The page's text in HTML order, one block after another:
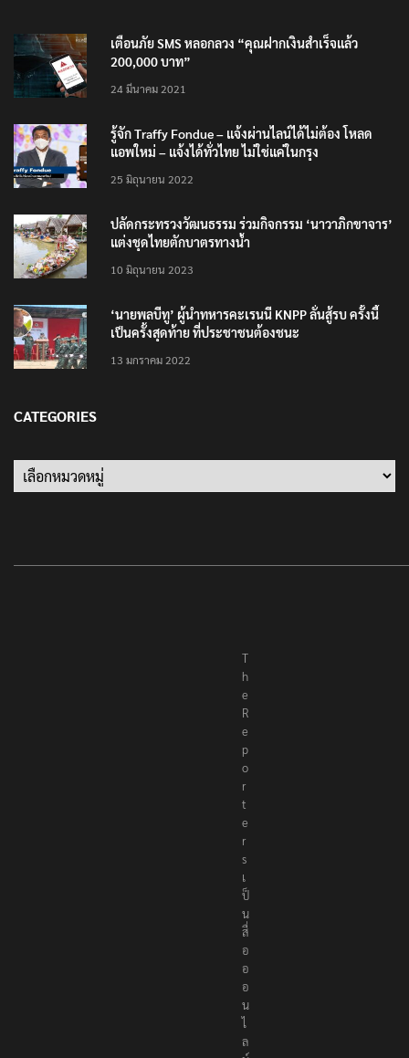
เตือนภัย SMS หลอกลวง “คุณฝากเงินสำเร็จแล้ว
200,000 บาท”
24 มีนาคม 2021
รู้จัก Traffy Fondue – แจ้งผ่านไลน์ได้ไม่ต้อง โหลด
แอพใหม่ – แจ้งได้ทั่วไทย ไม่ใช่แค่ในกรุง
25 มิถุนายน 2022
ปลัดกระทรวงวัฒนธรรม ร่วมกิจกรรม ‘นาวาภิกขาจาร’
แต่งชุดไทยตักบาตรทางน้ำ
10 มิถุนายน 2023
‘นายพลบีทู’ ผู้นำทหารคะเรนนี KNPP ลั่นสู้รบ ครั้งนี้
เป็นครั้งสุดท้าย ที่ประชาชนต้องชนะ
13 มกราคม 2022
CATEGORIES
Categories
T
h
e
R
e
p
o
r
t
e
r
s
เ
ป็
น
สื่
อ
อ
อ
น
ไ
ล